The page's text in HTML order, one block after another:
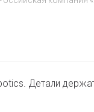
Детали